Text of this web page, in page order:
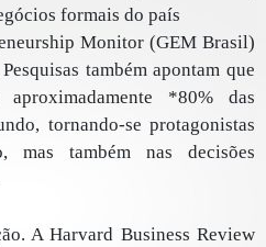
formais do país
Monitor (GEM Brasil)
também apontam que
*80% das
tornando-se protagonistas
mas também nas decisões
A Harvard Business Review